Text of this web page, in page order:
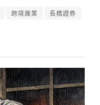
跨境展業 長橋證券